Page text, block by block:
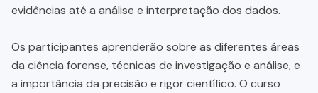
evidências até a análise e interpretação dos dados.
Os participantes aprenderão sobre as diferentes áreas
da ciência forense, técnicas de investigação e análise, e
a importância da precisão e rigor científico. O curso